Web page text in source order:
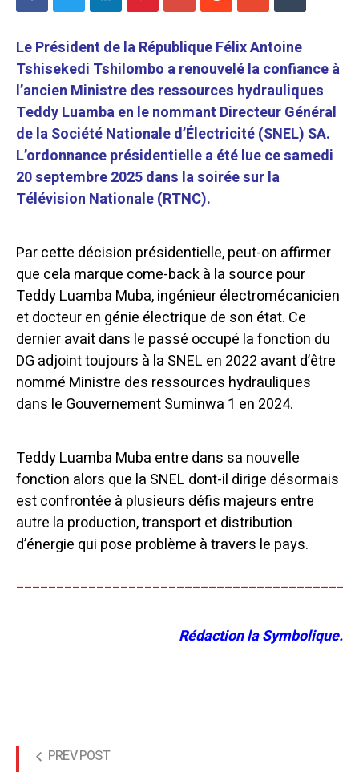
Le Président de la République Félix Antoine
Tshisekedi Tshilombo a renouvelé la confiance à
l’ancien Ministre des ressources hydrauliques
Teddy Luamba en le nommant Directeur Général
de la Société Nationale d’Électricité (SNEL) SA.
L’ordonnance présidentielle a été lue ce samedi
20 septembre 2025 dans la soirée sur la
Télévision Nationale (RTNC).
Par cette décision présidentielle, peut-on affirmer
que cela marque come-back à la source pour
Teddy Luamba Muba, ingénieur électromécanicien
et docteur en génie électrique de son état. Ce
dernier avait dans le passé occupé la fonction du
DG adjoint toujours à la SNEL en 2022 avant d’être
nommé Ministre des ressources hydrauliques
dans le Gouvernement Suminwa 1 en 2024.
Teddy Luamba Muba entre dans sa nouvelle
fonction alors que la SNEL dont-il dirige désormais
est confrontée à plusieurs défis majeurs entre
autre la production, transport et distribution
d’énergie qui pose problème à travers le pays.
Rédaction la Symbolique.
PREV POST